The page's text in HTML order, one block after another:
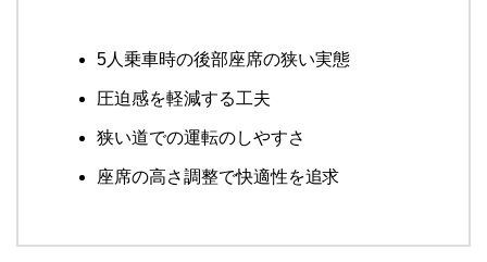
5人乗車時の後部座席の狭い実態
圧迫感を軽減する工夫
狭い道での運転のしやすさ
座席の高さ調整で快適性を追求